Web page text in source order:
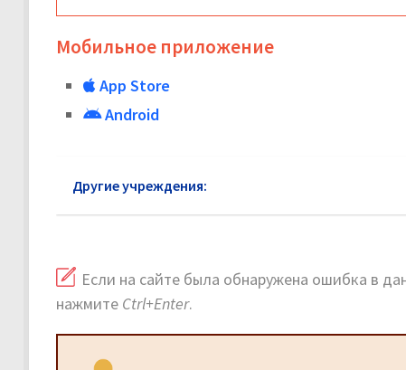
Мобильное приложение
App Store
Android
Другие учреждения:
Если на сайте была обнаружена ошибка в
нажмите Ctrl+Enter.